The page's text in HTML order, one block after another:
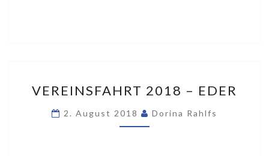
2018
EDER
VEREINSFAHRT 2018 – EDER
2. August 2018 Dorina Rahlfs